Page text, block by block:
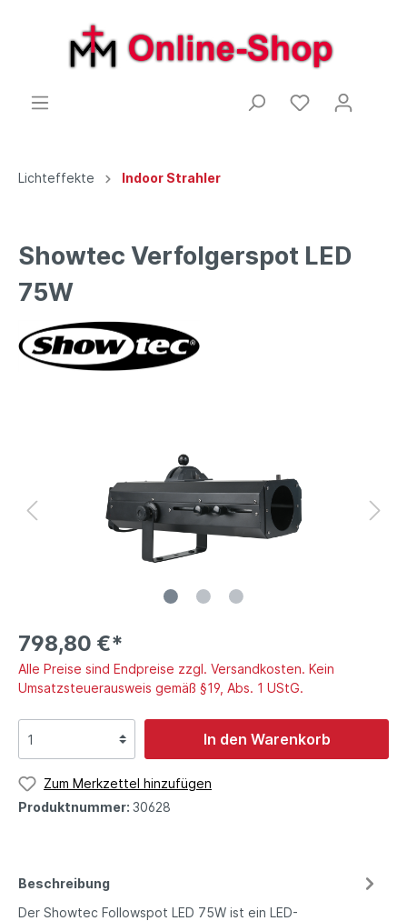
Lichteffekte Indoor Strahler
Showtec Verfolgerspot LED
75W
798,80 €*
Alle Preise sind Endpreise zzgl. Versandkosten. Kein
Umsatzsteuerausweis gemäß §19, Abs. 1 UStG.
In den Warenkorb
Zum Merkzettel hinzufügen
Produktnummer: 30628
Beschreibung
Der Showtec Followspot LED 75W ist ein LED-